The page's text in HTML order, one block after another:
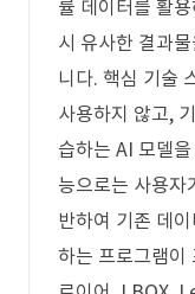
률 데이터를 활
시 유사한 결과
니다. 핵심 기술
사용하지 않고,
습하는 AI 모델
능으로는 사용자
반하여 기존 데
하는 프로그램이